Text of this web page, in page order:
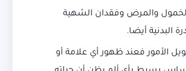
والمرض وفقدان الشهية
البدنية أيضا.
الأمور فعند ظهور أي علامة أو